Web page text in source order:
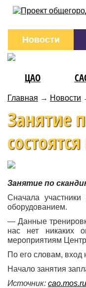
Новости
ЦАО
Главная → Новости
Занятие
Занятие по
Сначала
оборудованием.
— Данные
нас нет никаких
мероприятиям
По его словам, вход
Начало занятия
Источник: cao.mos.ru